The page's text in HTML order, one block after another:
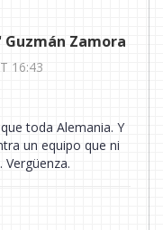
Zamora
16:43
toda Alemania. Y
un equipo que ni